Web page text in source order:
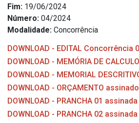
Fim: 19/06/2024
Número: 04/2024
Modalidade: Concorrência
DOWNLOAD - EDITAL Concorrência
DOWNLOAD - MEMÓRIA DE
DOWNLOAD - MEMORIAL
DOWNLOAD - ORÇAMENTO assinado
DOWNLOAD - PRANCHA 01 assinada
DOWNLOAD - PRANCHA 02 assinada